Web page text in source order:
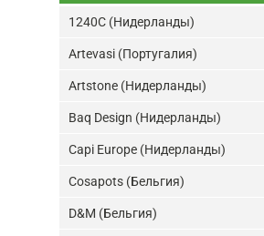
1240C (Нидерланды)
Artevasi (Португалия)
Artstone (Нидерланды)
Baq Design (Нидерланды)
Capi Europe (Нидерланды)
Cosapots (Бельгия)
D&M (Бельгия)